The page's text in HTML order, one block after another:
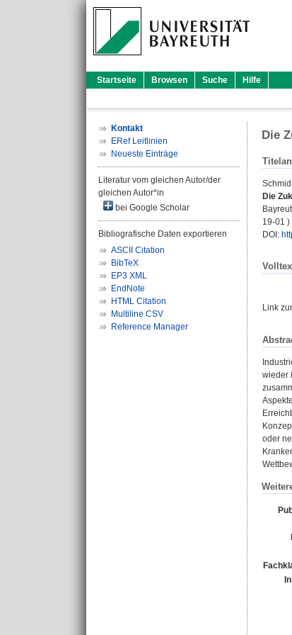
Startseite Browsen Suche Hilfe
Kontakt
ERef Leitlinien
Neueste Einträge
Literatur vom gleichen Autor/der
gleichen Autor*in
bei Google Scholar
Bibliografische Daten exportieren
ASCII Citation
BibTeX
EP3 XML
EndNote
HTML Citation
Multiline CSV
Reference Manager
Die
Die
19-01 )
DOI:
Link
wieder
oder